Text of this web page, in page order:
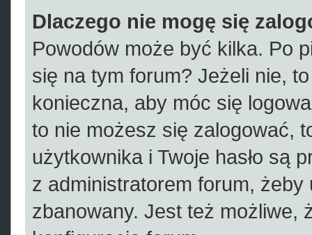
Dlaczego nie mogę się
Powodów może być kilka. Po
się na tym forum? Jeżeli nie,
konieczna, aby móc się
to nie możesz się zalogować,
użytkownika i Twoje hasło są
z administratorem forum, żeby
zbanowany. Jest też możliwe,